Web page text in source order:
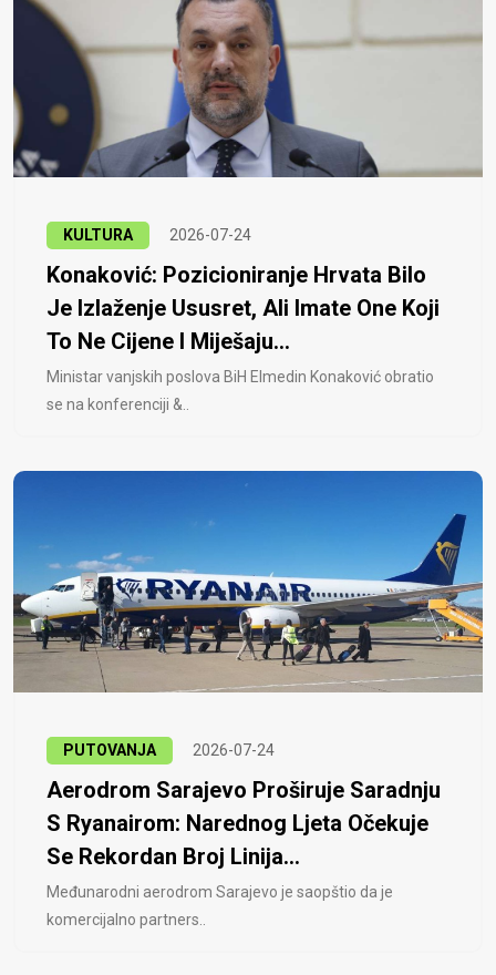
KULTURA 2026-07-24
Konaković: Pozicioniranje Hrvata Bilo
Je Izlaženje Ususret, Ali Imate One Koji
To Ne Cijene I Miješaju...
Ministar vanjskih poslova BiH Elmedin Konaković obratio
se na konferenciji &..
PUTOVANJA 2026-07-24
Aerodrom Sarajevo Proširuje Saradnju
S Ryanairom: Narednog Ljeta Očekuje
Se Rekordan Broj Linija...
Međunarodni aerodrom Sarajevo je saopštio da je
komercijalno partners..